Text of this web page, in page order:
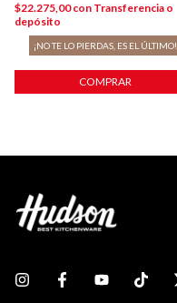
$22.275,00con Transferencia o
depósito
¡NO TE LO PIERDAS, ES EL ÚLTIMO!
COMPRAR